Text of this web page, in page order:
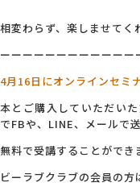
相変わらず、楽しませてく
ーーーーーーーーーーー
4月16日にオンラインセミ
本とご購入していただい
でFBや、LINE、メールで
無料で受講することができ
ビーラブクラブの会員の方